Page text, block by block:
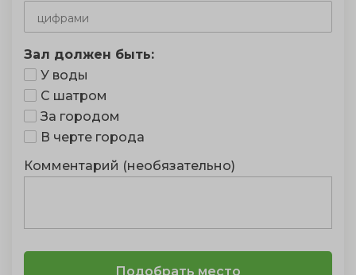
Зал должен быть:
У воды
С шатром
За городом
В черте города
Комментарий (необязательно)